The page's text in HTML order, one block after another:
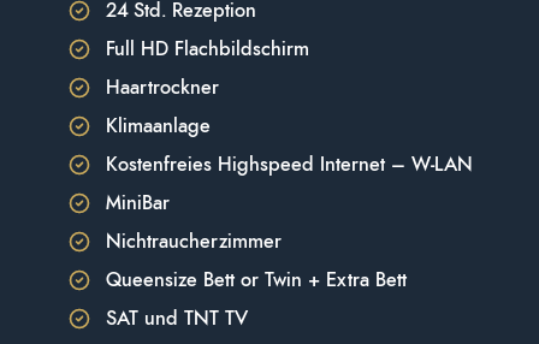
24 Std. Rezeption
Full HD Flachbildschirm
Haartrockner
Klimaanlage
Kostenfreies Highspeed Internet – W-LAN
MiniBar
Nichtraucherzimmer
Queensize Bett or Twin + Extra Bett
SAT und TNT TV